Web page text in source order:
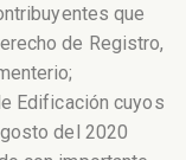
que
de Registro,
Edificación cuyos
del 2020